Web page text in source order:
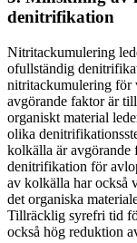
denitrifikation
Nitritackumulering
ofullständig
nitritackumulering för
avgörande faktor är
organiskt material
olika
kolkälla är avgörande
denitrifikation för
av kolkälla har också
det organiska
Tillräcklig syrefri tid
också hög reduktion